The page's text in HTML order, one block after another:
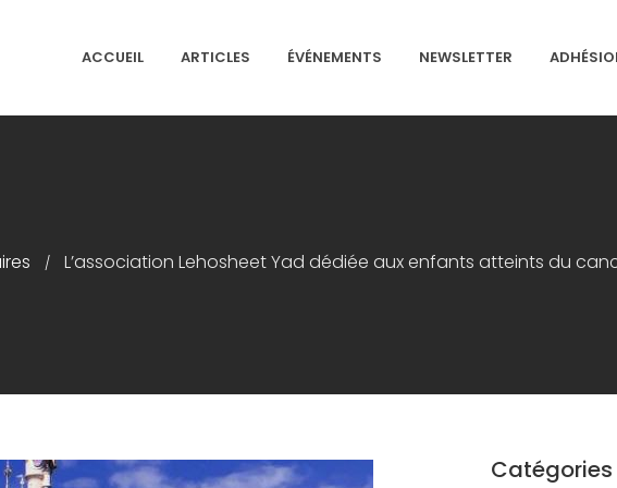
ACCUEIL ARTICLES ÉVÉNEMENTS NEWSLETTER
/ L’association Lehosheet Yad dédiée aux enfants atteints du
Catégories